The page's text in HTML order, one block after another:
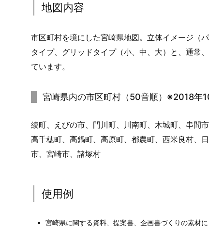
地図内容
市区町村を境にした宮崎県地図。立体イメージ（
タイプ、グリッドタイプ（小、中、大）と、通常
ています。
宮崎県内の市区町村（50音順）※2018年
綾町、えびの市、門川町、川南町、木城町、串間
高千穂町、高鍋町、高原町、都農町、西米良村、
市、宮崎市、諸塚村
使用例
宮崎県に関する資料、提案書、企画書づくりの素材に